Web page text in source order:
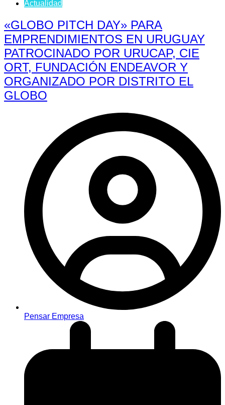
Actualidad
«GLOBO PITCH DAY» PARA
EMPRENDIMIENTOS EN URUGUAY
PATROCINADO POR URUCAP, CIE
ORT, FUNDACIÓN ENDEAVOR Y
ORGANIZADO POR DISTRITO EL
GLOBO
Pensar Empresa